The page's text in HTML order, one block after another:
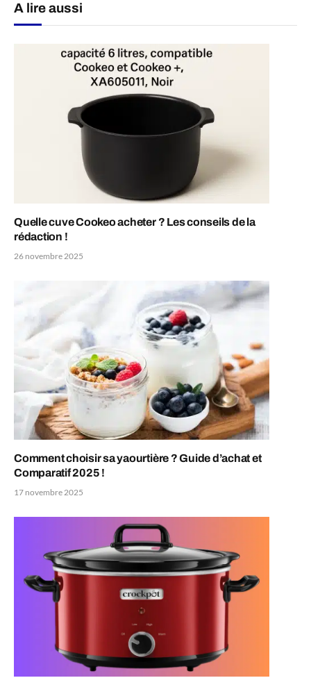
A lire aussi
Quelle cuve Cookeo acheter ? Les conseils de la
rédaction !
26 novembre 2025
Comment choisir sa yaourtière ? Guide d’achat et
Comparatif 2025 !
17 novembre 2025